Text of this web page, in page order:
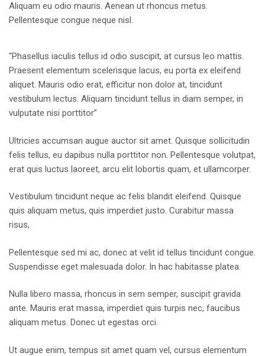
Aliquam eu odio mauris. Aenean ut rhoncus metus.
Pellentesque congue neque nisl.
“Phasellus iaculis tellus id odio suscipit, at cursus leo mattis.
Praesent elementum scelerisque lacus, eu porta ex eleifend
aliquet. Mauris odio erat, efficitur non dolor at, tincidunt
vestibulum lectus. Aliquam tincidunt tellus in diam semper, in
vulputate nisi porttitor”
Ultricies accumsan augue auctor sit amet. Quisque sollicitudin
felis tellus, eu dapibus nulla porttitor non. Pellentesque volutpat,
erat quis luctus laoreet, arcu elit lobortis quam, et ullamcorper.
Vestibulum tincidunt neque ac felis blandit eleifend. Quisque
quis aliquam metus, quis imperdiet justo. Curabitur massa
risus,
Pellentesque sed mi ac, donec at velit id tellus tincidunt congue.
Suspendisse eget malesuada dolor. In hac habitasse platea.
Nulla libero massa, rhoncus in sem semper, suscipit gravida
ante. Mauris erat massa, imperdiet quis turpis nec, faucibus
aliquam metus. Donec ut egestas orci.
Ut augue enim, tempus sit amet quam vel, cursus elementum